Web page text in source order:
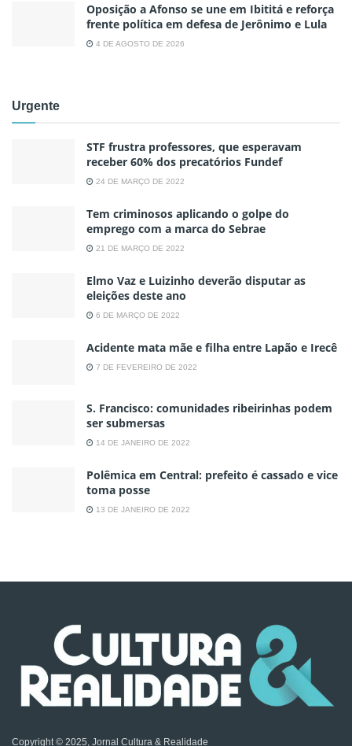
Oposição a Afonso se une em Ibititá e reforça
frente política em defesa de Jerônimo e Lula
4 DE AGOSTO DE 2026
Urgente
STF frustra professores, que esperavam
receber 60% dos precatórios Fundef
24 DE MARÇO DE 2022
Tem criminosos aplicando o golpe do
emprego com a marca do Sebrae
21 DE MARÇO DE 2022
Elmo Vaz e Luizinho deverão disputar as
eleições deste ano
6 DE MARÇO DE 2022
Acidente mata mãe e filha entre Lapão e Irecê
7 DE FEVEREIRO DE 2022
S. Francisco: comunidades ribeirinhas podem
ser submersas
14 DE JANEIRO DE 2022
Polêmica em Central: prefeito é cassado e vice
toma posse
13 DE JANEIRO DE 2022
Copyright © 2025, Jornal Cultura & Realidade